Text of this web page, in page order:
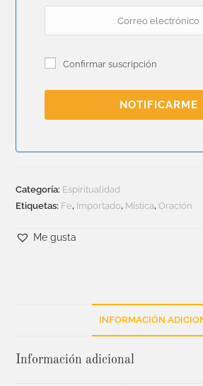
Confirmar suscripción
NOTIFICARME
Categoría: Espiritualidad
Etiquetas: Fe, Importado, Mística,Oración
Me gusta
INFORMACIÓN
Información adicional